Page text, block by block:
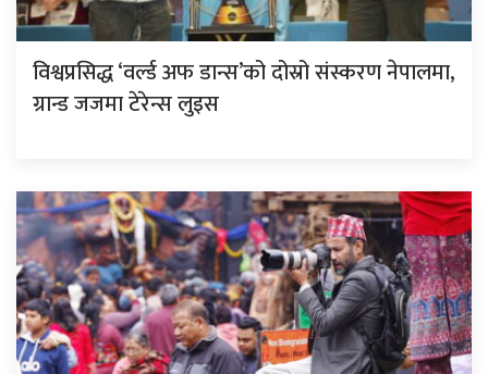
विश्वप्रसिद्ध ‘वर्ल्ड अफ डान्स’को दोस्रो संस्करण नेपालमा,
ग्रान्ड जजमा टेरेन्स लुइस